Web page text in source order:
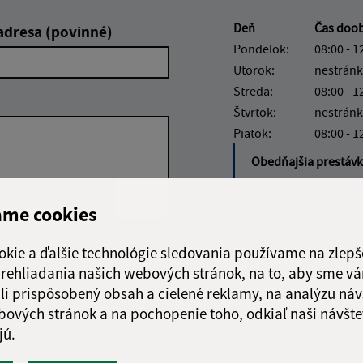
cookies
a ďalšie technológie sledovania používame na
našich webových stránok, na to, aby sme
prispôsobený obsah a cielené reklamy, na analýzu
stránok a na pochopenie toho, odkiaľ naši
(povinné)
Google reCaptcha Response
Odoslať
správu
Deň Čas
Pondelok:
08:00 -
Utorok:
Streda:
08:00 -
Štvrtok:
Piatok:
08:00 -
Obedňajšia
Stavebný úrad